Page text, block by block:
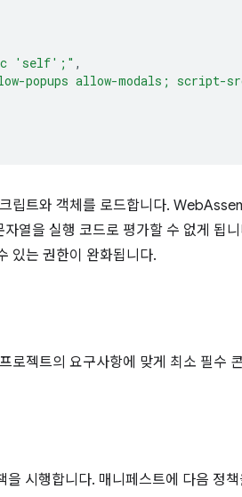
'self';" ,
popups allow-modals;
립트와 객체를 로드합니다.
열을 실행 코드로 평가할 수 없게 됩
있는 권한이 완화됩니다.
로젝트의 요구사항에 맞게 최소 필수
시행합니다. 매니페스트에 다음 정